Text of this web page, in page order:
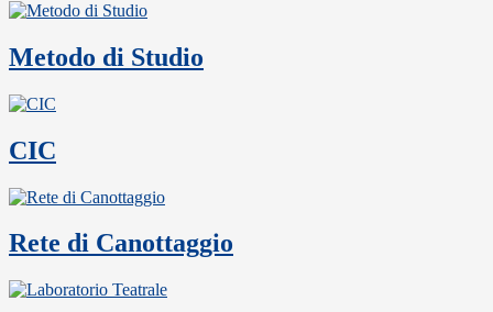
Metodo di Studio
CIC
Rete di Canottaggio